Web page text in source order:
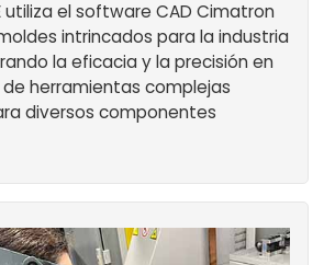
utiliza el software CAD Cimatron
intrincados para la industria
la eficacia y la precisión en
herramientas complejas
diversos componentes